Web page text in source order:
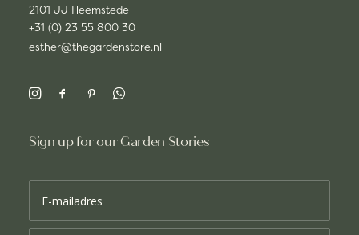
2101 JJ Heemstede
+31 (0) 23 55 800 30
esther@thegardenstore.nl
Sign up for our Garden Stories